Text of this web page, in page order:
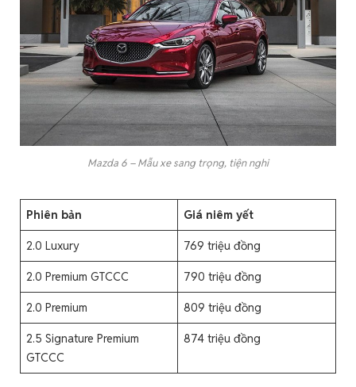
Mazda 6 – Mẫu xe sang trọng, tiện nghi
Phiên bản Giá niêm yết
2.0 Luxury 769 triệu đồng
2.0 Premium GTCCC 790 triệu đồng
2.0 Premium 809 triệu đồng
2.5 Signature Premium
GTCCC
874 triệu đồng